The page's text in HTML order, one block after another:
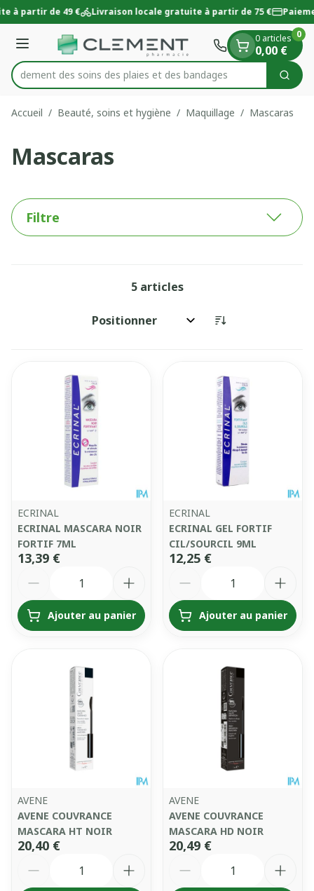
Aller au contenu
1 de 1
à partir de 49 € Livraison locale gratuite à partir de 75 €
Menu
Rechercher
rapidement des soins des plaies et des bandages
0 articles
0,00 €
0
Accueil / Beauté, soins et hygiène / Maquillage / Mascaras
Mascaras
Filtre
5articles
Trier par:
ECRINAL
ECRINAL MASCARA NOIR
FORTIF 7ML
13,39 €
Ajouter au panier
ECRINAL
ECRINAL GEL FORTIF
CIL/SOURCIL 9ML
12,25 €
Ajouter au panier
AVENE
AVENE COUVRANCE
MASCARA HT NOIR
20,40 €
AVENE
AVENE COUVRANCE
MASCARA HD NOIR
20,49 €